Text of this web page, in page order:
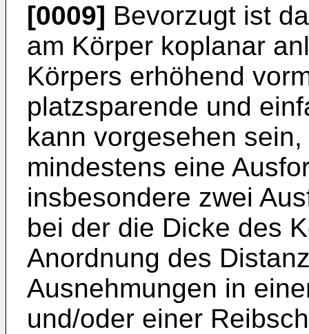
[0009] Bevorzugt ist
am Körper koplanar
Körpers erhöhend
platzsparende und
kann vorgesehen
mindestens eine
insbesondere zwei
bei der die Dicke des
Anordnung des
Ausnehmungen in
und/oder einer